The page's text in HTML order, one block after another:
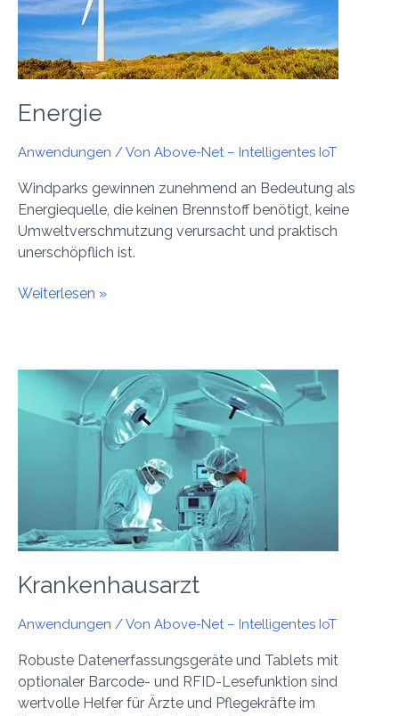
Energie
Anwendungen / Von Above-Net – Intelligentes IoT
Windparks gewinnen zunehmend an Bedeutung als
Energiequelle, die keinen Brennstoff benötigt, keine
Umweltverschmutzung verursacht und praktisch
unerschöpflich ist.
Weiterlesen »
Krankenhausarzt
Anwendungen / Von Above-Net – Intelligentes IoT
Robuste Datenerfassungsgeräte und Tablets mit
optionaler Barcode- und RFID-Lesefunktion sind
wertvolle Helfer für Ärzte und Pflegekräfte im
Krankenhausarzt